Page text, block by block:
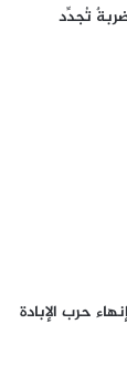
تُجدِّد
حرب الإبادة